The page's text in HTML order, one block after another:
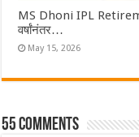
MS Dhoni IPL
वर्षांनंतर…
May 15, 2026
55 comments